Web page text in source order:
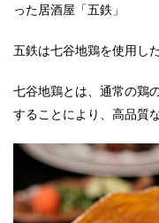
った居酒屋「五鉄」
五鉄は七谷地鶏を使用し
七谷地鶏とは、通常の鶏
することにより、高品質